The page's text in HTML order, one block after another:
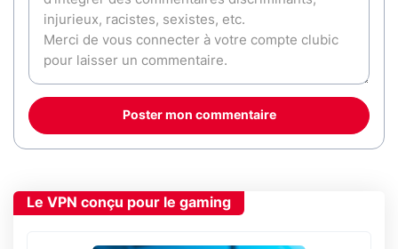
Poster mon commentaire
Le VPN conçu pour le gaming